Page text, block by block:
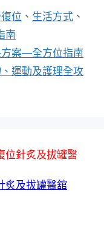
位 、 生活方式 、
南
案—全方位指南
運動及護理全攻
位針炙及拔罐醫
炙及拔罐醫舘